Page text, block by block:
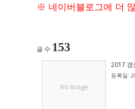
※ 네이버블로그에 더
글 수 153
No Image
등록일: